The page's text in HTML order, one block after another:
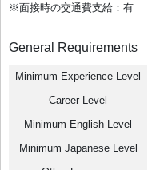
※面接時の交通費支給：有
General Requirements
Minimum Experience Level
Career Level
Minimum English Level
Minimum Japanese Level